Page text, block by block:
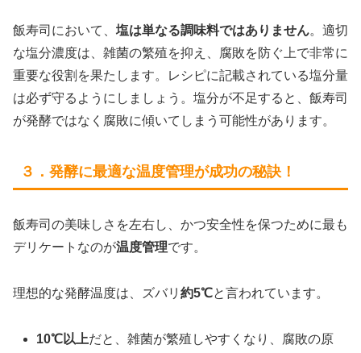
飯寿司において、 塩は単なる調味料ではありません。適切
な塩分濃度は、雑菌の繁殖を抑え、腐敗を防ぐ上で非常に
重要な役割を果たします。レシピに記載されている塩分量
は必ず守るようにしましょう。塩分が不足すると、飯寿司
が発酵ではなく腐敗に傾いてしまう可能性があります。
３．発酵に最適な温度管理が成功の秘訣！
飯寿司の美味しさを左右し、かつ安全性を保つために最も
デリケートなのが温度管理です。
理想的な発酵温度は、ズバリ 約5℃と言われています。
10℃以上だと、雑菌が繁殖しやすくなり、腐敗の原